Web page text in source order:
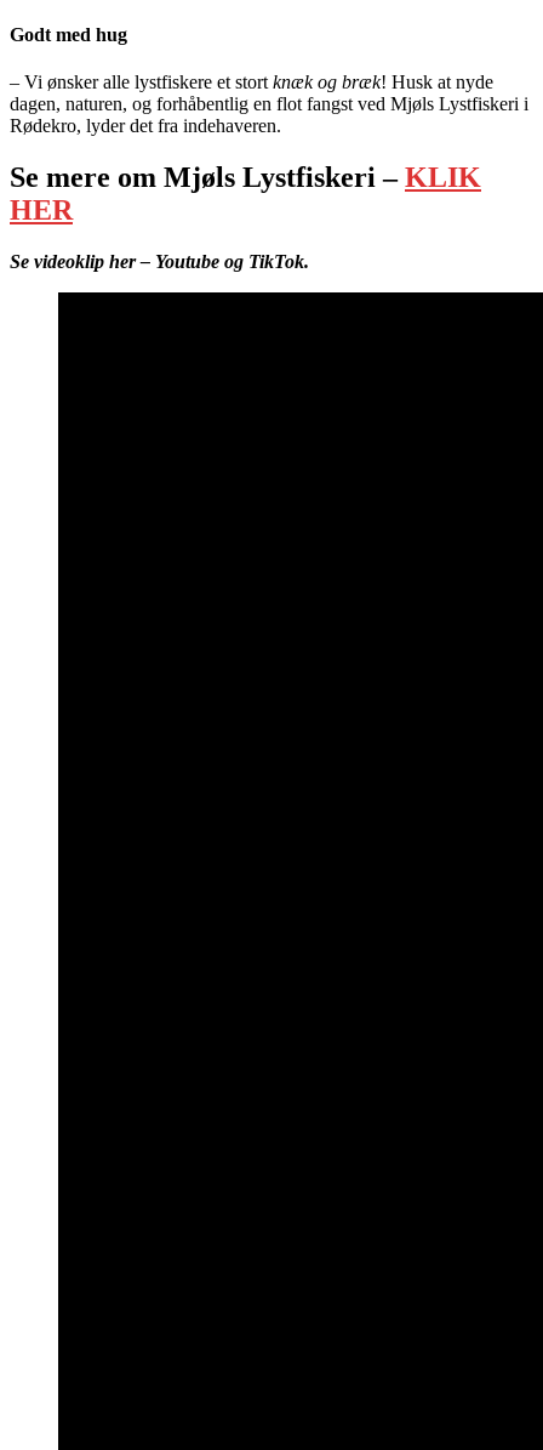
Godt med hug
– Vi ønsker alle lystfiskere et stort knæk og bræk! Husk at nyde
dagen, naturen, og forhåbentlig en flot fangst ved Mjøls Lystfiskeri i
Rødekro, lyder det fra indehaveren.
Se mere om Mjøls Lystfiskeri –KLIK
HER
Se videoklip her – Youtube og TikTok.